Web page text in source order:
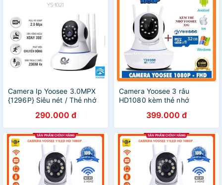
Camera Ip Yoosee 3.0MPX
{1296P} Siêu nét / Thẻ nhớ
290.000 đ
Camera Yoosee 3 râu
HD1080 kèm thẻ nhớ
399.000 đ